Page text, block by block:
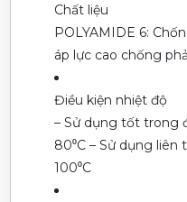
Chất liệu
POLYAMIDE 6:
áp lực cao chống
Điều kiện nhiệt độ
– Sử dụng tốt trong
80⁰C – Sử dụng
100⁰C